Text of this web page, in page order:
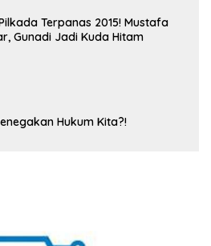
Terpanas 2015! Mustafa
Gunadi Jadi Kuda Hitam
Hukum Kita?!